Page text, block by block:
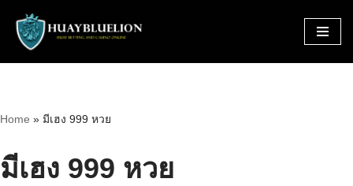
Skip
to
Home » มีเฮง 999 หวย
มีเฮง 999 หวย